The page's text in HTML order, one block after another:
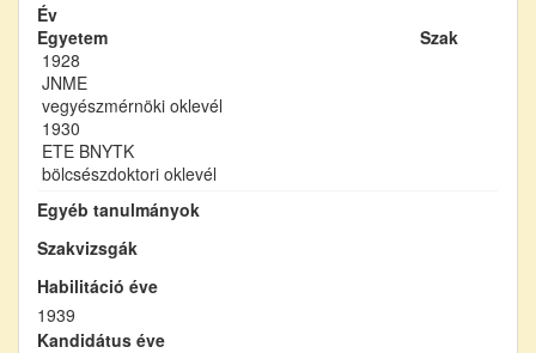
Év
Egyetem
Szak
1928
JNME
vegyészmérnöki oklevél
1930
ETE BNYTK
bölcsészdoktori oklevél
Egyéb tanulmányok
Szakvizsgák
Habilitáció éve
1939
Kandidátus éve